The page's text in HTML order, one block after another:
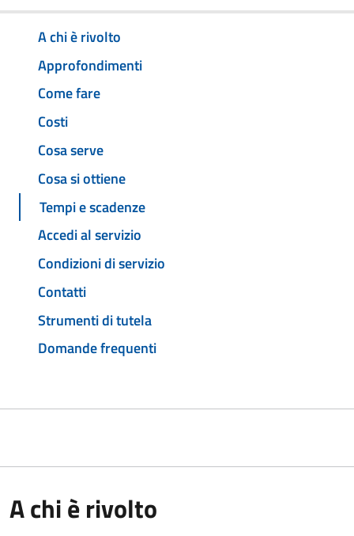
A chi è rivolto
Approfondimenti
Come fare
Costi
Cosa serve
Cosa si ottiene
Tempi e scadenze
Accedi al servizio
Condizioni di servizio
Contatti
Strumenti di tutela
Domande frequenti
A chi è rivolto